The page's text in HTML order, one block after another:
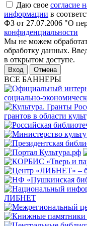
Даю свое согласие
информации в
ФЗ от 27.07.2006 "О
конфиденциальности
Мы не можем
обработку данных.
в открытом доступе.
Отмена
ВСЕ БАННЕРЫ